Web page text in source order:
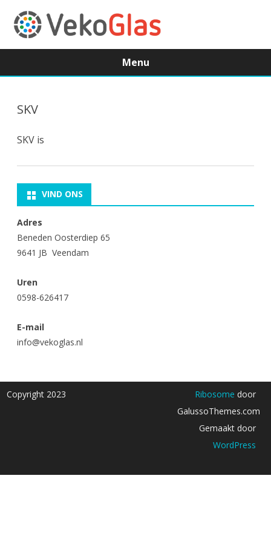
Menu
SKV
SKV is
VIND ONS
Adres
Beneden Oosterdiep 65
9641 JB Veendam
Uren
0598-626417
E-mail
info@vekoglas.nl
Copyright 2023 Ribosome door
GalussoThemes.com
Gemaakt door
WordPress